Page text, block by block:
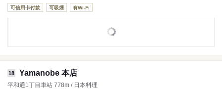
可信用卡付款 可吸煙 有Wi-Fi
18 Yamanobe 本店
平和通1丁目車站 778m / 日本料理